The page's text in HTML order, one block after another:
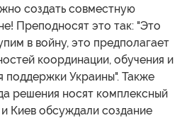
создать совместную
Преподносят это так: "Это
в войну, это предполагает
координации, обучения и
Украины". Также
решения носят комплексный
Киев обсуждали создание